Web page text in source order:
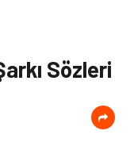
Sözleri